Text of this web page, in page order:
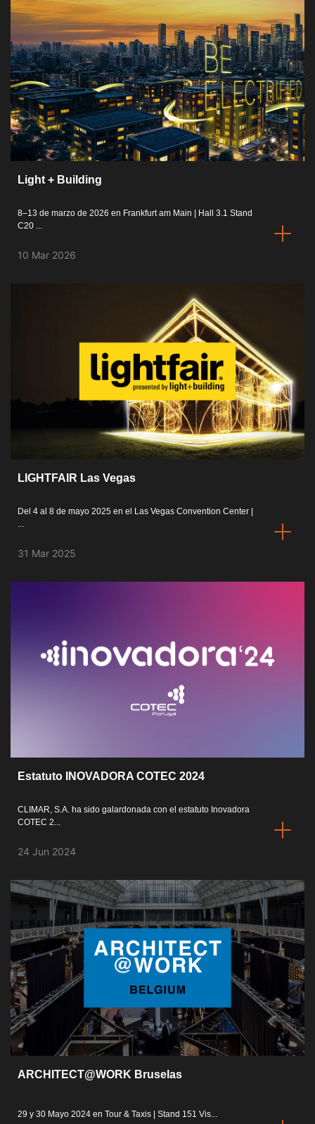
Light + Building
8–13 de marzo de 2026 en Frankfurt am Main | Hall 3.1 Stand
C20 ...
10 Mar 2026
LIGHTFAIR Las Vegas
Del 4 al 8 de mayo 2025 en el Las Vegas Convention Center |
...
31 Mar 2025
Estatuto INOVADORA COTEC 2024
CLIMAR, S.A. ha sido galardonada con el estatuto Inovadora
COTEC 2...
24 Jun 2024
ARCHITECT@WORK Bruselas
29 y 30 Mayo 2024 en Tour & Taxis | Stand 151 Vis...